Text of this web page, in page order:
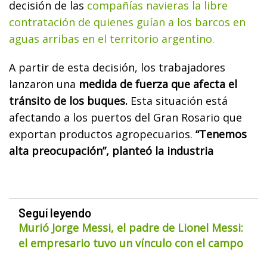
decisión de las compañías navieras la libre
contratación de quienes guían a los barcos en
aguas arribas en el territorio argentino.
A partir de esta decisión, los trabajadores
lanzaron una medida de fuerza que afecta el
tránsito de los buques. Esta situación está
afectando a los puertos del Gran Rosario que
exportan productos agropecuarios. “Tenemos
alta preocupación”, planteó la industria
Seguí leyendo
Murió Jorge Messi, el padre de Lionel Messi:
el empresario tuvo un vínculo con el campo